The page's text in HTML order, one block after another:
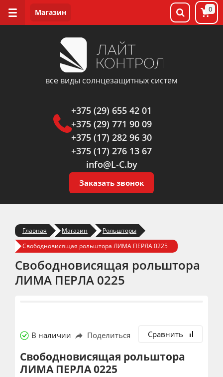
все виды солнцезащитных систем
+375 (29) 655 42 01
+375 (29) 771 90 09
+375 (17) 282 96 30
+375 (17) 276 13 67
info@L-C.by
Заказать звонок
0
Главная Магазин
Рольшторы
Свободновисящая рольштора ЛИМА ПЕРЛА 0225
Свободновисящая рольштора
ЛИМА ПЕРЛА 0225
В наличии Поделиться Сравнить
Свободновисящая рольштора
ЛИМА ПЕРЛА 0225